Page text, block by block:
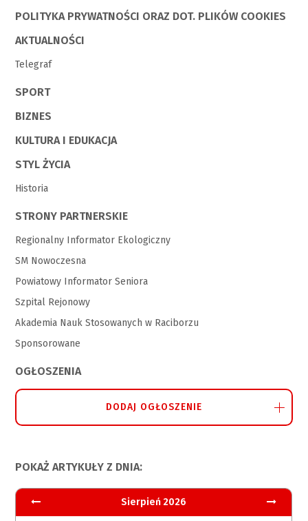
POLITYKA PRYWATNOŚCI ORAZ DOT. PLIKÓW COOKIES
AKTUALNOŚCI
Telegraf
SPORT
BIZNES
KULTURA I EDUKACJA
STYL ŻYCIA
Historia
STRONY PARTNERSKIE
Regionalny Informator Ekologiczny
SM Nowoczesna
Powiatowy Informator Seniora
Szpital Rejonowy
Akademia Nauk Stosowanych w Raciborzu
Sponsorowane
OGŁOSZENIA
DODAJ OGŁOSZENIE
POKAŻ ARTYKUŁY Z DNIA:
Sierpień 2026